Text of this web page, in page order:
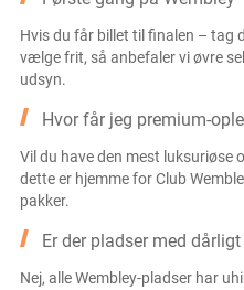
Hvis du får billet til finalen – tag
vælge frit, så anbefaler vi øvre
udsyn.
Hvor får jeg premium-
Vil du have den mest luksuriøse
dette er hjemme for Club
pakker.
Er der pladser med
Nej, alle Wembley-pladser har